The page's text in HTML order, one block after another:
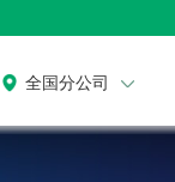
全国分公司